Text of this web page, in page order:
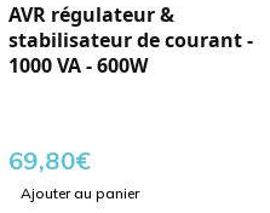
AVR régulateur &
stabilisateur de courant -
1000 VA - 600W
69,80€
Ajouter au panier